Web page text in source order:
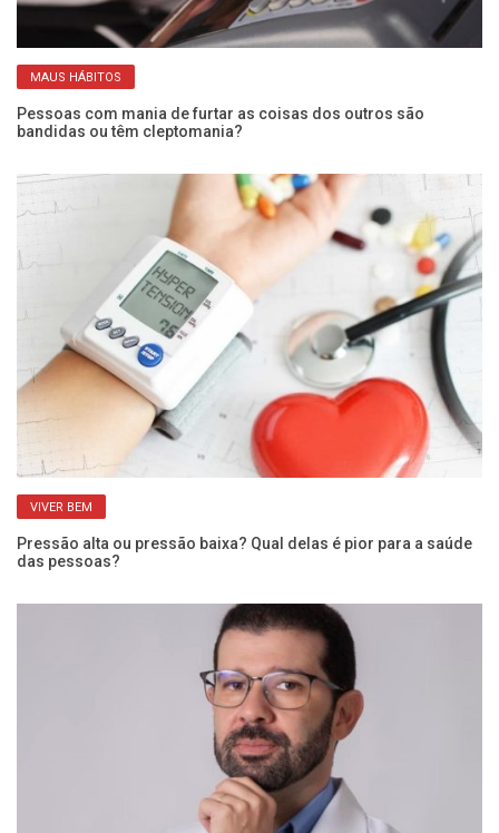
MAUS HÁBITOS
Pessoas com mania de furtar as coisas dos outros são
bandidas ou têm cleptomania?
VIVER BEM
Pressão alta ou pressão baixa? Qual delas é pior para a saúde
das pessoas?